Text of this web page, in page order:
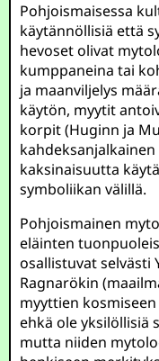
Pohjoismaisessa
käytännöllisiä että
hevoset olivat
kumppaneina tai
ja maanviljelys
käytön, myytit
korpit (Huginn ja
kaksinaisuutta
symboliikan välillä.
Pohjoismainen
eläinten
osallistuvat selvästi
Ragnarökin
myyttien
ehkä ole yksilöllisiä
mutta niiden